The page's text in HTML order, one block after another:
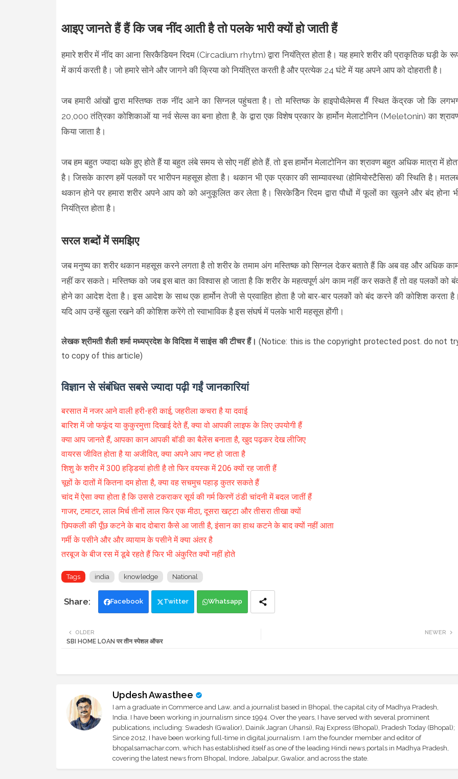
आइए जानते हैं हैं कि जब नींद आती है तो पलके भारी क्यों हो जाती हैं
हमारे शरीर में नींद का आना सिरकैडियन रिदम (Circadium rhytm) द्वारा नियंत्रित होता है। यह हमारे शरीर की प्राकृतिक घड़ी के
में कार्य करती है। जो हमारे सोने और जागने की क्रिया को नियंत्रित करती है और प्रत्येक 24 घंटे में यह अपने आप को दोहराती है।
जब हमारी आंखों द्वारा मस्तिष्क तक नींद आने का सिग्नल पहुंचता है। तो मस्तिष्क के हाइपोथैलेमस मैं स्थित केंद्रक जो कि
20,000 तंत्रिका कोशिकाओं या नर्व सेल्स का बना होता है, के द्वारा एक विशेष प्रकार के हार्मोन मेलाटोनिन (Meletonin) का
किया जाता है।
जब हम बहुत ज्यादा थके हुए होते हैं या बहुत लंबे समय से सोए नहीं होते हैं, तो इस हार्मोन मेलाटोनिन का श्रावण बहुत अधिक मात्रा में
है। जिसके कारण हमें पलकों पर भारीपन महसूस होता है। थकान भी एक प्रकार की साम्यावस्था (होमियोस्टैसिस) की स्थिति है।
थकान होने पर हमारा शरीर अपने आप को को अनुकूलित कर लेता है। सिरकेडिेन रिदम द्वारा पौधों में फूलों का खुलने और बंद होना
नियंत्रित होता है।
सरल शब्दों में समझिए
जब मनुष्य का शरीर थकान महसूस करने लगता है तो शरीर के तमाम अंग मस्तिष्क को सिग्नल देकर बताते हैं कि अब वह और अधिक
नहीं कर सकते। मस्तिष्क को जब इस बात का विश्वास हो जाता है कि शरीर के महत्वपूर्ण अंग काम नहीं कर सकते हैं तो वह पलकों को
होने का आदेश देता है। इस आदेश के साथ एक हार्मोन तेजी से प्रवाहित होता है जो बार-बार पलकों को बंद करने की कोशिश करता
यदि आप उन्हें खुला रखने की कोशिश करेंगे तो स्वाभाविक है इस संघर्ष में पलके भारी महसूस होंगी।
लेखक श्रीमती शैली शर्मा मध्यप्रदेश के विदिशा में साइंस की टीचर हैं। (Notice: this is the copyright protected post. do not
to copy of this article)
विज्ञान से संबंधित सबसे ज्यादा पढ़ी गईं जानकारियां
बरसात में नजर आने वाली हरी-हरी काई, जहरीला कचरा है या दवाई
बारिश में जो फफूंद या कुकुरमुत्ता दिखाई देते हैं, क्या वो आपकी लाइफ के लिए उपयोगी हैं
क्या आप जानते हैं, आपका कान आपकी बॉडी का बैलेंस बनाता है, खुद पढ़कर देख लीजिए
वायरस जीवित होता है या अजीवित, क्या अपने आप नष्ट हो जाता है
शिशु के शरीर में 300 हड्डियां होती है तो फिर वयस्क में 206 क्यों रह जाती हैं
चूहों के दातों में कितना दम होता है, क्या वह सचमुच पहाड़ कुतर सकते हैं
चांद में ऐसा क्या होता है कि उससे टकराकर सूर्य की गर्म किरणें ठंडी चांदनी में बदल जातीं हैं
गाजर, टमाटर, लाल मिर्च तीनों लाल फिर एक मीठा, दूसरा खट्टा और तीसरा तीखा क्यों
छिपकली की पूँछ कटने के बाद दोबारा कैसे आ जाती है, इंसान का हाथ कटने के बाद क्यों नहीं आता
गर्मी के पसीने और और व्यायाम के पसीने में क्या अंतर है
तरबूज के बीज रस में डूबे रहते हैं फिर भी अंकुरित क्यों नहीं होते
Tags india knowledge National
Facebook Twitter Whatsapp
NEWER
OLDER
SBI HOME LOAN पर तीन स्पेशल ऑफर
Updesh Awasthee
I am a graduate in Commerce and Law, and a journalist based in Bhopal, the capital city of Madhya Pradesh,
India. I have been working in journalism since 1994. Over the years, I have served with several prominent
publications, including: Swadesh (Gwalior), Dainik Jagran (Jhansi), Raj Express (Bhopal), Pradesh Today (Bhopal);
Since 2012, I have been working full-time in digital journalism. I am the founder member and editor of
bhopalsamachar.com, which has established itself as one of the leading Hindi news portals in Madhya Pradesh,
covering the latest news from Bhopal, Indore, Jabalpur, Gwalior, and across the state.